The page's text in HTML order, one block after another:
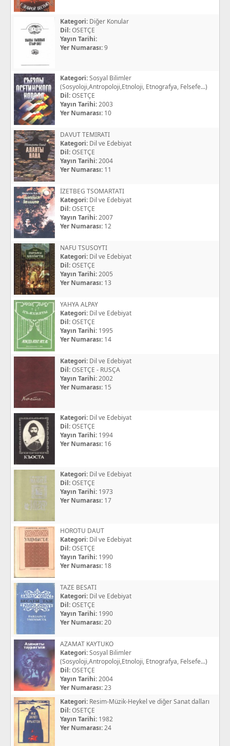
Kategori: Diğer Konular
Dil:OSETÇE
Yayın Tarihi:
Yer Numarası:9
Kategori:Sosyal Bilimler
(Sosyoloji,Antropoloji,Etnoloji, Etnografya, Felsefe...)
Dil:OSETÇE
Yayın Tarihi:2003
Yer Numarası: 10
DAVUT TEMIRATI
Kategori: Dil ve Edebiyat
Dil:OSETÇE
Yayın Tarihi:2004
Yer Numarası: 11
İZETBEG TSOMARTATI
Kategori: Dil ve Edebiyat
Dil:OSETÇE
Yayın Tarihi:2007
Yer Numarası: 12
NAFU TSUSOYTI
Kategori: Dil ve Edebiyat
Dil:OSETÇE
Yayın Tarihi:2005
Yer Numarası: 13
YAHYA ALPAY
Kategori: Dil ve Edebiyat
Dil:OSETÇE
Yayın Tarihi: 1995
Yer Numarası: 14
Kategori: Dil ve Edebiyat
Dil:OSETÇE - RUSÇA
Yayın Tarihi:2002
Yer Numarası: 15
Kategori: Dil ve Edebiyat
Dil:OSETÇE
Yayın Tarihi: 1994
Yer Numarası: 16
Kategori: Dil ve Edebiyat
Dil:OSETÇE
Yayın Tarihi: 1973
Yer Numarası: 17
HOROTU DAUT
Kategori: Dil ve Edebiyat
Dil:OSETÇE
Yayın Tarihi: 1990
Yer Numarası: 18
TAZE BESATI
Kategori: Dil ve Edebiyat
Dil:OSETÇE
Yayın Tarihi: 1990
Yer Numarası:20
AZAMAT KAYTUKO
Kategori:Sosyal Bilimler
(Sosyoloji,Antropoloji,Etnoloji, Etnografya, Felsefe...)
Dil:OSETÇE
Yayın Tarihi:2004
Yer Numarası:23
Kategori: Resim-Müzik-Heykel ve diğer Sanat dalları
Dil:OSETÇE
Yayın Tarihi: 1982
Yer Numarası:24